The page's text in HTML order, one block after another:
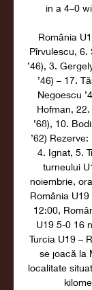
in a 4–0
România
Pîrvulescu, 6.
’46), 3.
’46) – 17.
Negoescu
Hofman,
’68), 10.
’62)
4. Ignat, 5.
turneului
noiembrie,
România
12:00,
U19 5-0 16
Turcia U19 –
se joacă la
localitate